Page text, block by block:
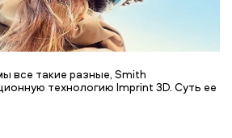
все такие разные, Smith
технологию Imprint 3D. Суть ее